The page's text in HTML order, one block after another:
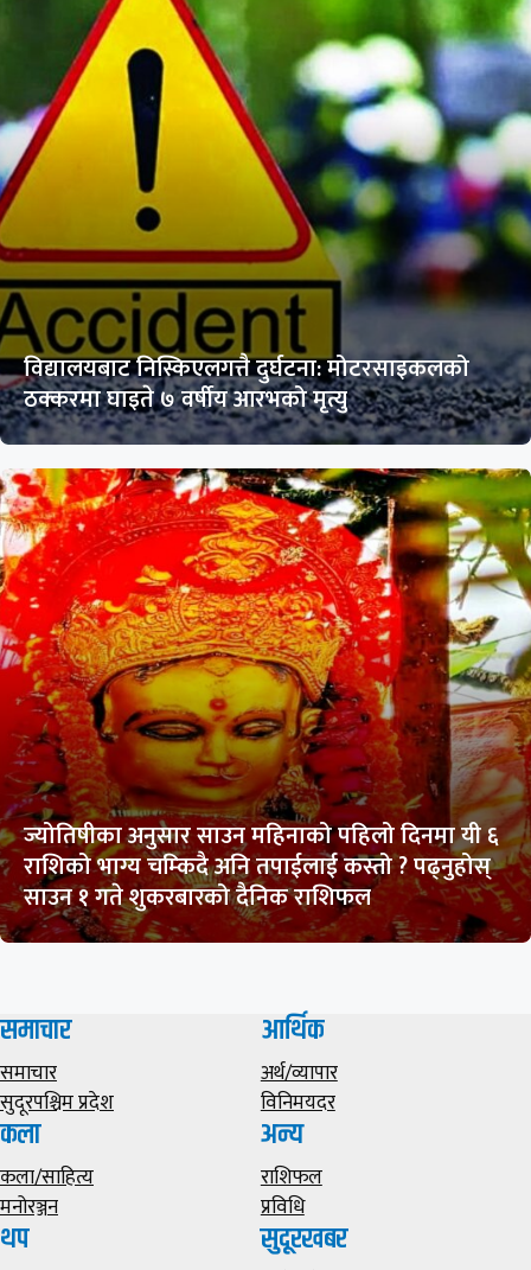
विद्यालयबाट निस्किएलगत्तै दुर्घटना: मोटरसाइकलको
ठक्करमा घाइते ७ वर्षीय आरभको मृत्यु
ज्योतिषीका अनुसार साउन महिनाको पहिलो दिनमा यी ६
राशिको भाग्य चम्किदै अनि तपाईलाई कस्तो ? पढ्नुहोस्
साउन १ गते शुकरबारको दैनिक राशिफल
समाचार
समाचार
सुदूरपश्चिम प्रदेश
आर्थिक
अर्थ/व्यापार
विनिमयदर
कला
कला/साहित्य
मनोरञ्जन
अन्य
राशिफल
प्रविधि
थप सुदूरखबर